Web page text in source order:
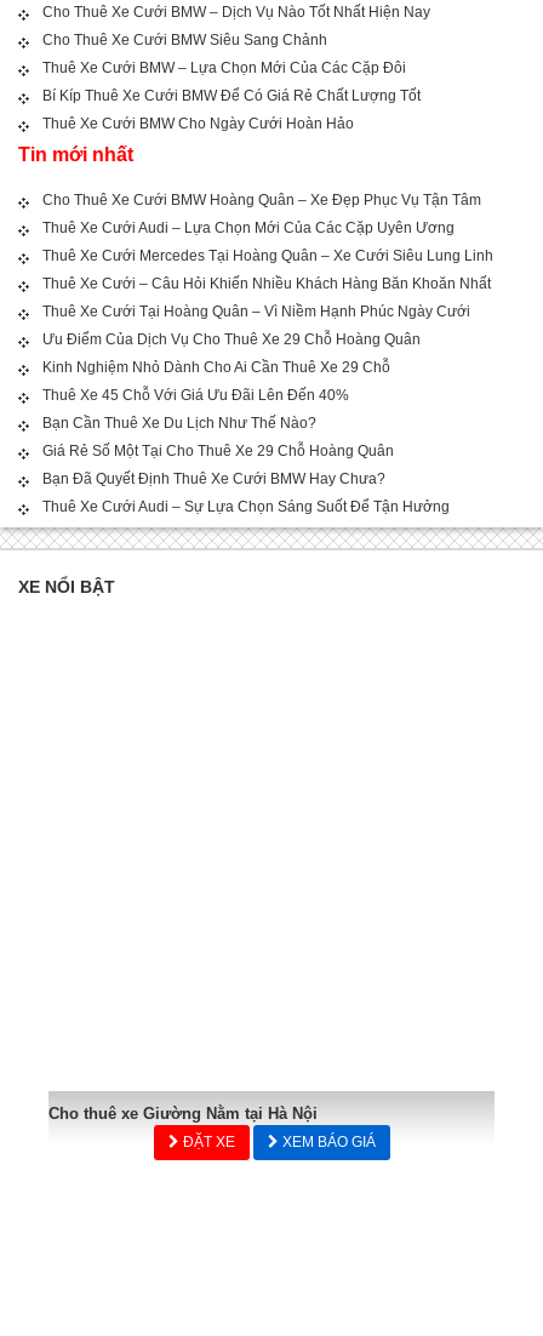
Cho Thuê Xe Cưới BMW – Dịch Vụ Nào Tốt Nhất Hiện Nay
Cho Thuê Xe Cưới BMW Siêu Sang Chảnh
Thuê Xe Cưới BMW – Lựa Chọn Mới Của Các Cặp Đôi
Bí Kíp Thuê Xe Cưới BMW Để Có Giá Rẻ Chất Lượng Tốt
Thuê Xe Cưới BMW Cho Ngày Cưới Hoàn Hảo
Tin mới nhất
Cho Thuê Xe Cưới BMW Hoàng Quân – Xe Đẹp Phục Vụ Tận Tâm
Thuê Xe Cưới Audi – Lựa Chọn Mới Của Các Cặp Uyên Ương
Thuê Xe Cưới Mercedes Tại Hoàng Quân – Xe Cưới Siêu Lung Linh
Thuê Xe Cưới – Câu Hỏi Khiến Nhiều Khách Hàng Băn Khoăn Nhất
Thuê Xe Cưới Tại Hoàng Quân – Vì Niềm Hạnh Phúc Ngày Cưới
Ưu Điểm Của Dịch Vụ Cho Thuê Xe 29 Chỗ Hoàng Quân
Kinh Nghiệm Nhỏ Dành Cho Ai Cần Thuê Xe 29 Chỗ
Thuê Xe 45 Chỗ Với Giá Ưu Đãi Lên Đến 40%
Bạn Cần Thuê Xe Du Lịch Như Thế Nào?
Giá Rẻ Số Một Tại Cho Thuê Xe 29 Chỗ Hoàng Quân
Bạn Đã Quyết Định Thuê Xe Cưới BMW Hay Chưa?
Thuê Xe Cưới Audi – Sự Lựa Chọn Sáng Suốt Để Tận Hưởng
XE NỔI BẬT
Cho thuê xe Giường Nằm tại Hà Nội
ĐẶT XE XEM BÁO GIÁ